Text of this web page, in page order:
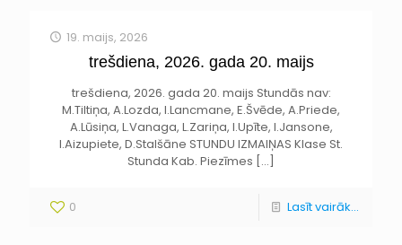
19. maijs, 2026
trešdiena, 2026. gada 20. maijs
trešdiena, 2026. gada 20. maijs Stundās nav:
M.Tiltiņa, A.Lozda, I.Lancmane, E.Švēde, A.Priede,
A.Lūsiņa, L.Vanaga, L.Zariņa, I.Upīte, I.Jansone,
I.Aizupiete, D.Stalšāne STUNDU IZMAIŅAS Klase St.
Stunda Kab. Piezīmes […]
0 Lasīt vairāk...